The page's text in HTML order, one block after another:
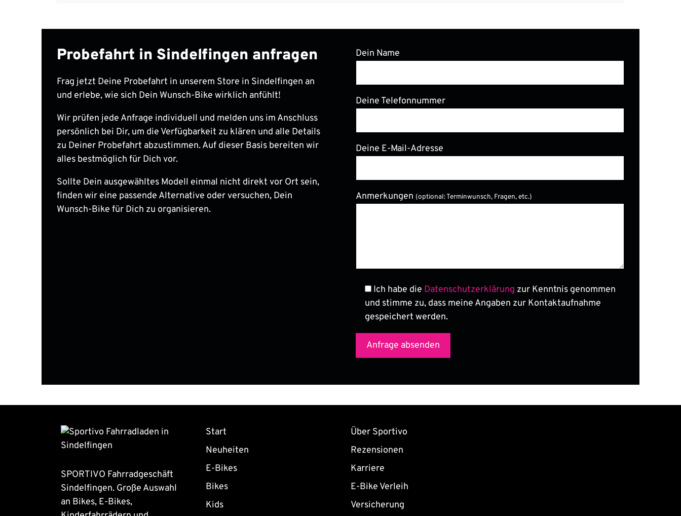
Probefahrt in Sindelfingen anfragen
Frag jetzt Deine Probefahrt in unserem Store in Sindelfingen an
und erlebe, wie sich Dein Wunsch-Bike wirklich anfühlt!
Wir prüfen jede Anfrage individuell und melden uns im Anschluss
persönlich bei Dir, um die Verfügbarkeit zu klären und alle Details
zu Deiner Probefahrt abzustimmen. Auf dieser Basis bereiten wir
alles bestmöglich für Dich vor.
Sollte Dein ausgewähltes Modell einmal nicht direkt vor Ort sein,
finden wir eine passende Alternative oder versuchen, Dein
Wunsch-Bike für Dich zu organisieren.
Dein Name
Deine Telefonnummer
Deine E-Mail-Adresse
Bitte lasse dieses Feld leer.
Anmerkungen (optional: Terminwunsch, Fragen, etc.)
Ich habe die Datenschutzerklärung zur Kenntnis genommen
und stimme zu, dass meine Angaben zur Kontaktaufnahme
gespeichert werden.
SPORTIVO Fahrradgeschäft
Sindelfingen. Große Auswahl
an Bikes, E-Bikes,
Start
Neuheiten
E-Bikes
Bikes
Kids
Über Sportivo
Rezensionen
Karriere
E-Bike Verleih
Versicherung